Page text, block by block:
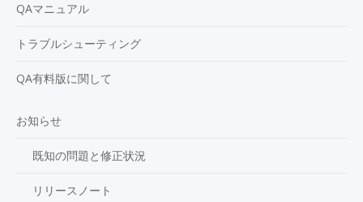
QAマニュアル
トラブルシューティング
QA有料版に関して
お知らせ
既知の問題と修正状況
リリースノート